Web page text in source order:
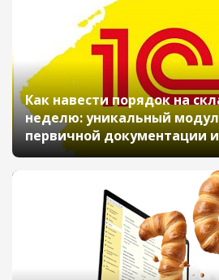
Как навести порядок на
неделю: уникальный
первичной документации
отчетов